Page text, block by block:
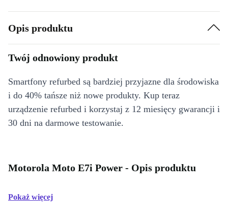
Opis produktu
Twój odnowiony produkt
Smartfony refurbed są bardziej przyjazne dla środowiska
i do 40% tańsze niż nowe produkty. Kup teraz
urządzenie refurbed i korzystaj z 12 miesięcy gwarancji i
30 dni na darmowe testowanie.
Motorola Moto E7i Power - Opis produktu
Pokaż więcej